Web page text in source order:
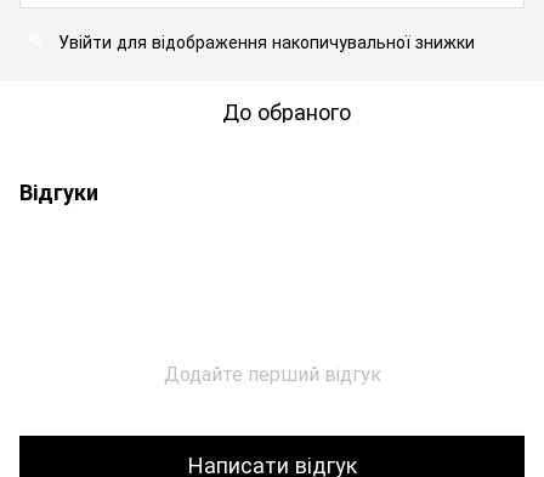
Увійти для відображення накопичувальної знижки
До обраного
Відгуки
Додайте перший відгук
Написати відгук